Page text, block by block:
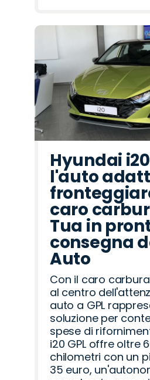
Hyundai i20
l'auto
caro
Tua in
consegna
Auto
Con il caro
al centro
auto a GPL
soluzione per
spese di
i20 GPL offre oltre
chilometri con un
35 euro,